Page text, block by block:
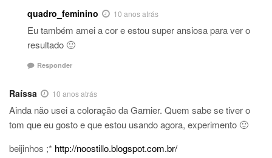
quadro_feminino 10 anos atrás
Eu também amei a cor e estou super ansiosa para ver o
resultado 🙂
Responder
Raíssa 10 anos atrás
Ainda não usei a coloração da Garnier. Quem sabe se tiver o
tom que eu gosto e que estou usando agora, experimento 🙂
beijinhos ;* http://noostillo.blogspot.com.br/